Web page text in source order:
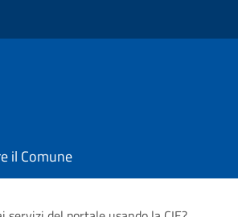
il Comune